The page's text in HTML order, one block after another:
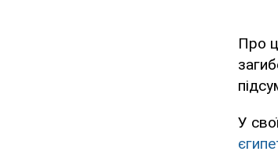
Про
У